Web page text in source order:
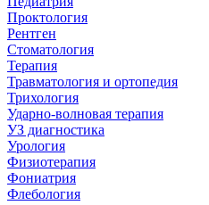
Проктология
Рентген
Стоматология
Терапия
Травматология и ортопедия
Трихология
Ударно-волновая терапия
УЗ диагностика
Урология
Физиотерапия
Фониатрия
Флебология